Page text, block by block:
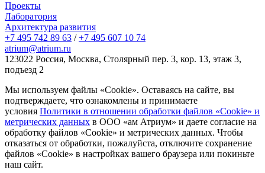
Проекты
Лаборатория
Архитектура развития
+7 495 742 89 63 / +7 495 607 10 74
atrium@atrium.ru
123022 Россия, Москва, Столярный пер. 3, кор. 13, этаж 3,
подъезд 2
Мы используем файлы «Cookie». Оставаясь на сайте, вы
подтверждаете, что ознакомлены и принимаете
условия Политики в отношении обработки файлов «Cookie» и
метрических данных в ООО «ам Атриум» и даете согласие на
обработку файлов «Cookie» и метрических данных. Чтобы
отказаться от обработки, пожалуйста, отключите сохранение
файлов «Cookie» в настройках вашего браузера или покиньте
наш сайт.